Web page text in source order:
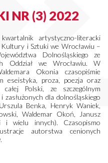
NR (3) 2022
artystyczno-literacki
i Sztuki we Wrocławiu –
Dolnośląskiego ze
Oddział we Wrocławiu. W
Okonia czasopiśmie
eseistyka, proza, poezja oraz
Polski, ze szczególnym
dla dolnośląskiego
Benka, Henryk Waniek,
Waldemar Okoń, Janusz
i wielu innych). Czasopismo
autorstwa cenionych